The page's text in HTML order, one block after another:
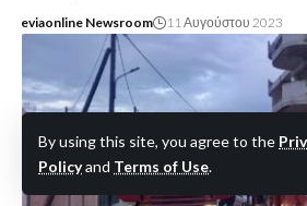
By using this site, you agree to the
Policyand Terms of Use.
eviaonline Newsroom 11 Αυγούστου 2023